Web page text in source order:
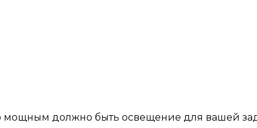
мощным должно быть освещение для вашей